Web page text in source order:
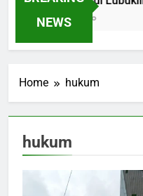
NEWS
3 Months Ago
Home hukum
hukum